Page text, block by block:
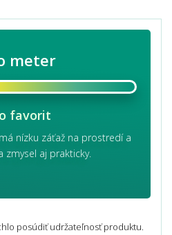
meter
favorit
nízku záťaž na prostredí a
zmysel aj prakticky.
posúdiť udržateľnosť produktu.